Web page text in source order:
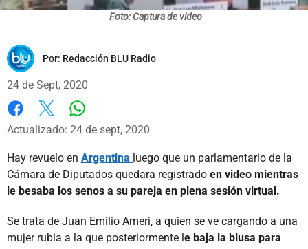
Foto: Captura de video
Por: Redacción BLU Radio
24 de Sept, 2020
Facebook
X
Actualizado: 24 de sept, 2020
Hay revuelo en Argentina luego que un parlamentario de la
Cámara de Diputados quedara registrado en video mientras
le besaba los senos a su pareja en plena sesión virtual.
Se trata de Juan Emilio Ameri, a quien se ve cargando a una
mujer rubia a la que posteriormente le baja la blusa para